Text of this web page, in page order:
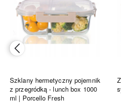
Szklany hermetyczny pojemnik
z przegródką - lunch box 1000
ml | Porcello Fresh